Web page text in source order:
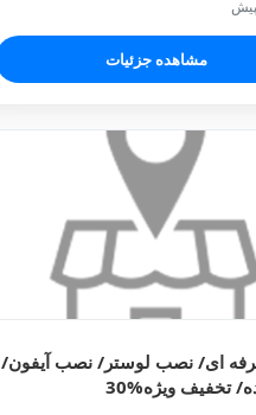
مشاهده جزئیات
ای/ نصب لوستر/ نصب آیفون/
تخفیف ویژه%30